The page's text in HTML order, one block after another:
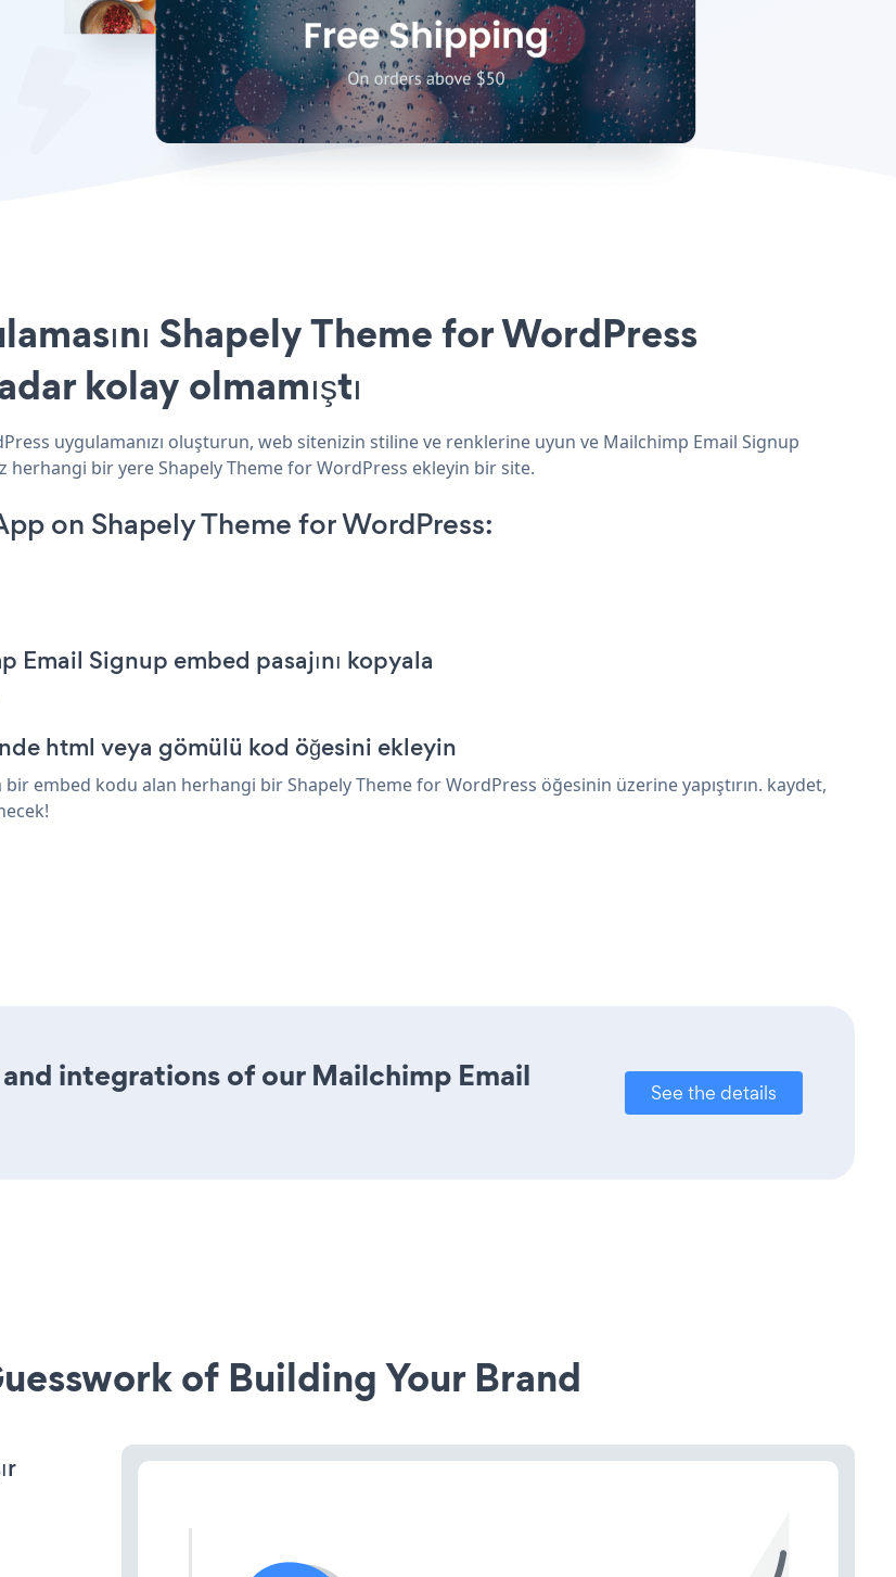
Shapely Theme for WordPress
kolay olmamıştı
uygulamanızı oluşturun, web sitenizin stiline ve renklerine uyun ve Mailchimp Email Signup
herhangi bir yere Shapely Theme for WordPress ekleyin bir site.
on Shapely Theme for WordPress:
Signup embed pasajını kopyala
html veya gömülü kod öğesini ekleyin
embed kodu alan herhangi bir Shapely Theme for WordPress öğesinin üzerine yapıştırın. kaydet,
integrations of our Mailchimp Email
See the details
of Building Your Brand